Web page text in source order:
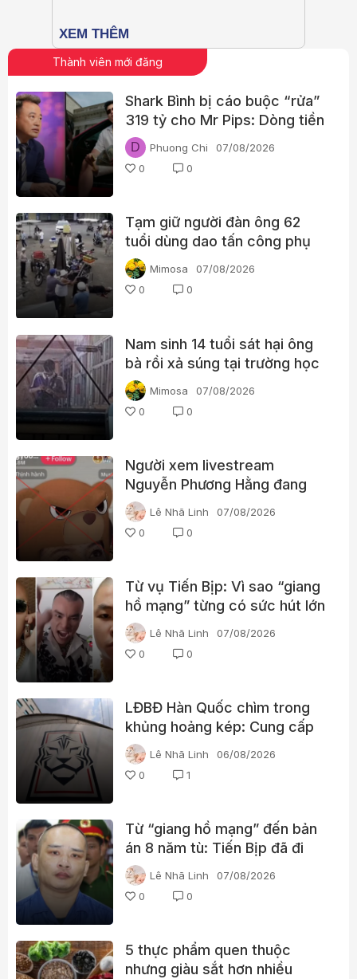
Thành viên mới đăng
Shark Bình bị cáo buộc “rửa”
319 tỷ cho Mr Pips: Dòng tiền
đã đi qua Ngân Lượng như thế
nào?
D Phuong Chi
07/08/2026
0
0
Tạm giữ người đàn ông 62
tuổi dùng dao tấn công phụ
nữ giữa chợ
Mimosa
07/08/2026
0
0
Nam sinh 14 tuổi sát hại ông
bà rồi xả súng tại trường học
Thái Lan
Mimosa
07/08/2026
0
0
Người xem livestream
Nguyễn Phương Hằng đang
tìm kiếm điều gì?
Lê Nhã Linh
07/08/2026
0
0
Từ vụ Tiến Bịp: Vì sao “giang
hồ mạng” từng có sức hút lớn
với người xem?
Lê Nhã Linh
07/08/2026
0
0
LĐBĐ Hàn Quốc chìm trong
khủng hoảng kép: Cung cấp
gái gọi cho trọng tài, cảnh sát
đột kích trụ sở
Lê Nhã Linh
06/08/2026
0
1
Từ “giang hồ mạng” đến bản
án 8 năm tù: Tiến Bịp đã đi
qua những gì?
Lê Nhã Linh
07/08/2026
0
0
5 thực phẩm quen thuộc
nhưng giàu sắt hơn nhiều